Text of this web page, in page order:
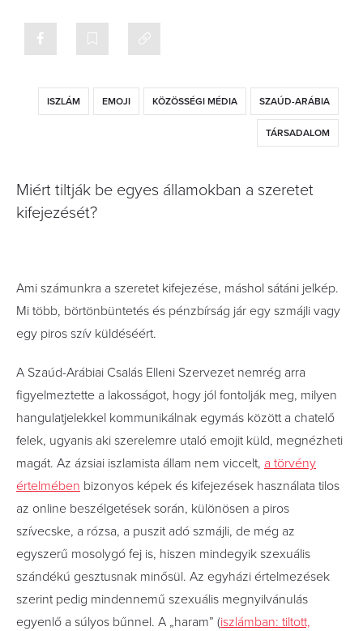
ISZLÁM EMOJI KÖZÖSSÉGI MÉDIA SZAÚD-ARÁBIA
TÁRSADALOM
Miért tiltják be egyes államokban a szeretet
kifejezését?
Ami számunkra a szeretet kifejezése, máshol sátáni jelkép.
Mi több, börtönbüntetés és pénzbírság jár egy szmájli vagy
egy piros szív küldéséért.
A Szaúd-Arábiai Csalás Elleni Szervezet nemrég arra
figyelmeztette a lakosságot, hogy jól fontolják meg, milyen
hangulatjelekkel kommunikálnak egymás között a chatelő
felek, ugyanis aki szerelemre utaló emojit küld, megnézheti
magát. Az ázsiai iszlamista állam nem viccelt, a törvény
értelmében bizonyos képek és kifejezések használata tilos
az online beszélgetések során, különösen a piros
szívecske, a rózsa, a puszit adó szmájli, de még az
egyszerű mosolygó fej is, hiszen mindegyik szexuális
szándékú gesztusnak minősül. Az egyházi értelmezések
szerint pedig mindennemű szexuális megnyilvánulás
egyenlő a súlyos bűnnel. A „haram” (iszlámban: tiltott,